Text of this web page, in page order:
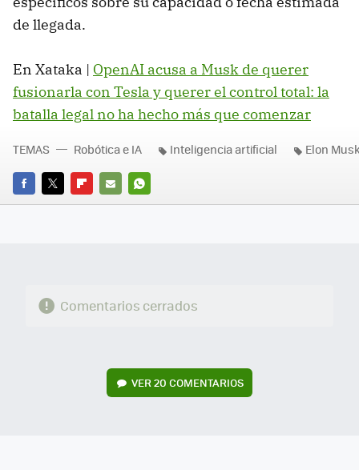
de llegada.
En Xataka | OpenAI acusa a Musk de querer
fusionarla con Tesla y querer el control total: la
batalla legal no ha hecho más que comenzar
FACEBOOK
TWITTERFLIPBOARD
E-
WHATSAPP
TEMAS Robótica e IA Inteligencia artificial Elon
Comentarios cerrados
VER 20 COMENTARIOS